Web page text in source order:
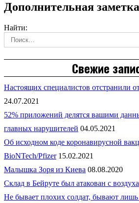
Дополнительная заметка
Найти:
Свежие
Настоящих специалистов отстранили
24.07.2021
52% приложений делятся вашими
главных нарушителей 04.05.2021
Об исходном коде коронавирусной
BioNTech/Pfizer 15.02.2021
Малышка Зоря из Киева 08.08.2020
Склад в Бейруте был атакован с
Не бывает плохих солдат, бывают